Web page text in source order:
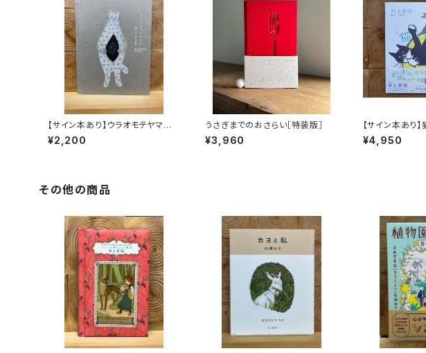
【サイン本あり】ウラオモテヤマネ
コ
¥2,200
うさぎまでのおさらい［特装版］
¥3,960
【サイン本あり
定・オリジナルト
¥4,950
その他の商品